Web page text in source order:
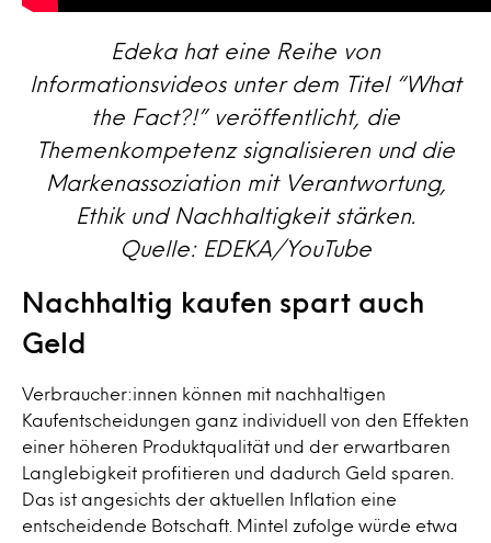
Edeka hat eine Reihe von
Informationsvideos unter dem Titel “What
the Fact?!” veröffentlicht, die
Themenkompetenz signalisieren und die
Markenassoziation mit Verantwortung,
Ethik und Nachhaltigkeit stärken.
Quelle: EDEKA/YouTube
Nachhaltig kaufen spart auch
Geld
Verbraucher:innen können mit nachhaltigen
Kaufentscheidungen ganz individuell von den Effekten
einer höheren Produktqualität und der erwartbaren
Langlebigkeit profitieren und dadurch Geld sparen.
Das ist angesichts der aktuellen Inflation eine
entscheidende Botschaft. Mintel zufolge würde etwa